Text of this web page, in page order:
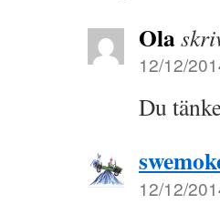
Ola
12/12/
Du
12/12/